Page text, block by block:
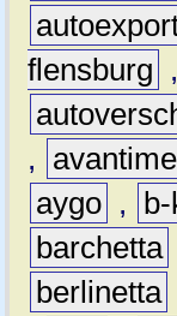
flensburg
,
,
avantime
aygo ,
barchetta
berlinetta